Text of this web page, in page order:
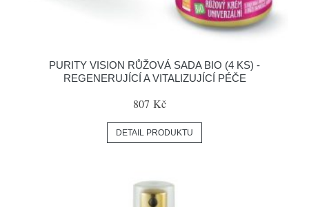
PURITY VISION RŮŽOVÁ SADA BIO (4 KS) -
REGENERUJÍCÍ A VITALIZUJÍCÍ PÉČE
807 Kč
DETAIL PRODUKTU